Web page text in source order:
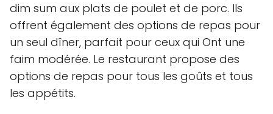
dim sum aux plats de poulet et de porc. Ils
offrent également des options de repas pour
un seul dîner, parfait pour ceux qui Ont une
faim modérée. Le restaurant propose des
options de repas pour tous les goûts et tous
les appétits.